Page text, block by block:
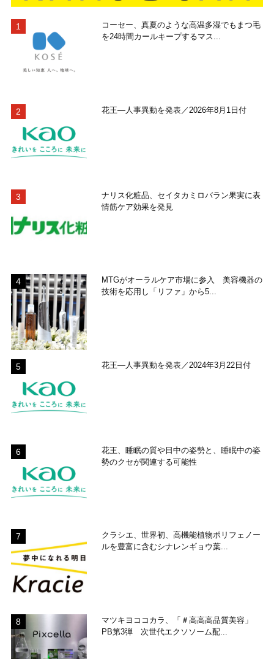
コーセー、真夏のような高温多湿でもまつ毛
を24時間カールキープするマス...
花王―人事異動を発表／2026年8月1日付
ナリス化粧品、セイタカミロバラン果実に表
情筋ケア効果を発見
MTGがオーラルケア市場に参入 美容機器の
技術を応用し「リファ」から5...
花王―人事異動を発表／2024年3月22日付
花王、睡眠の質や日中の姿勢と、睡眠中の姿
勢のクセが関連する可能性
クラシエ、世界初、高機能植物ポリフェノー
ルを豊富に含むシナレンギョウ葉...
マツキヨココカラ、「＃高高高品質美容」
PB第3弾 次世代エクソソーム配...